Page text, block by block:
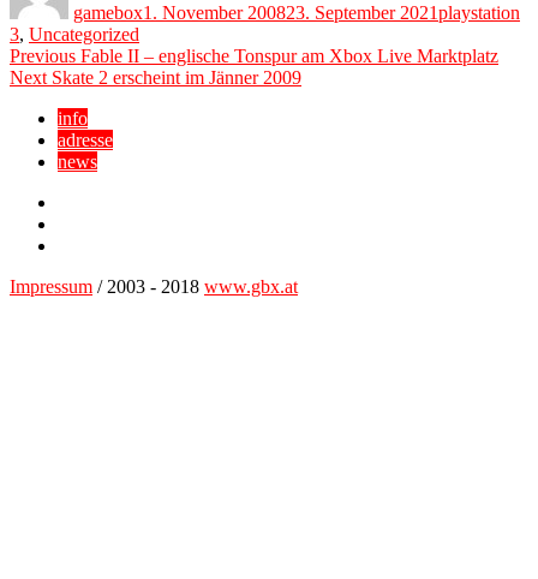
gamebox1. November 200823. September 2021playstation
3, Uncategorized
Beitragsnavigation
Previous Previous
post:
Fable II – englische Tonspur am Xbox Live Marktplatz
Next Next
Skate 2 erscheint im Jänner 2009
info
adresse
news
Impressum / 2003 - 2018 www.gbx.at